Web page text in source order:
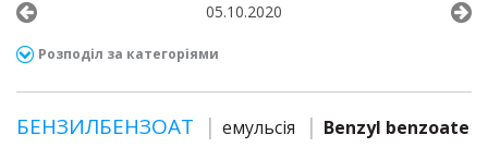
05.10.2020
Розподіл за категоріями
БЕНЗИЛБЕНЗОАТ емульсія
Benzyl benzoate